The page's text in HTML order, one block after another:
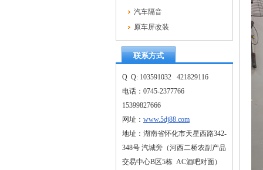
汽车隔音
原车屏改装
联系方式
Q Q: 103591032 421829116
电话：0745-2377766
15399827666
网址： www.5dj88.com
地址：湖南省怀化市天星西路342-
348号 汽城旁（河西二桥农副产品
交易中心B区5栋 AC酒吧对面）